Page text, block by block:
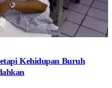
Kehidupan Buruh